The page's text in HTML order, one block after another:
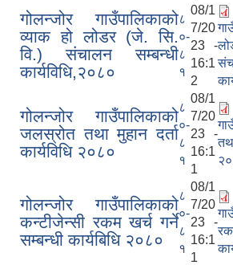
गोलन्जोर गाउँपालिकाको
व्याक हो लोडर (जे. सि.
वि.) संचालन सम्बन्धी
कार्यविधि,२०८०
८
०-
८
१
08/1
7/20
23 -
16:1
2
गोलन्जोर गाउँपालिकाको
जलस्रोत तथा मुहान दर्ता
कार्यविधि २०८०
८
०-
८
१
08/1
7/20
23 -
16:1
1
गोलन्जोर गाउँपालिकाको
कन्टीजेन्सी रकम खर्च गर्ने
सम्बन्धी कार्यबिधि २०८०
८
०-
८
१
08/1
7/20
23 -
16:1
1